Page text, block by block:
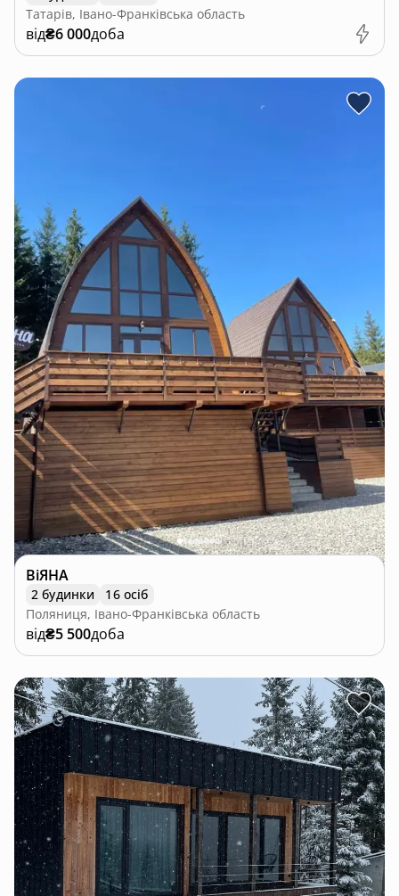
Татарів, Івано-Франківська область
від₴6 000доба
ВіЯНА
2 будинки
16 осіб
Поляниця, Івано-Франківська область
від₴5 500доба